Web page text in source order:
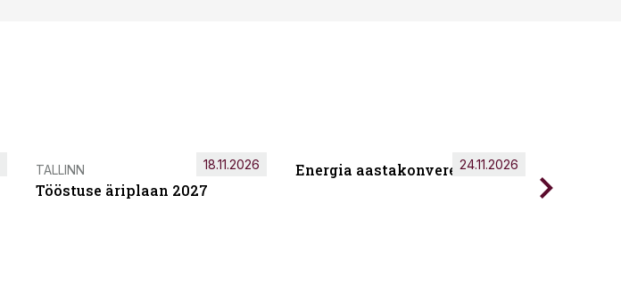
TALLINN
Tööstuse äriplaan 2027
18.11.2026 Energia aastakonverents 2026
24.11.2026